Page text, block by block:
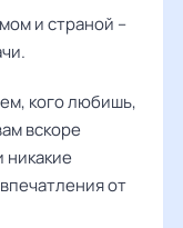
и страной –
кого любишь,
вскоре
никакие
от